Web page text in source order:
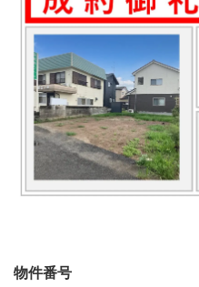
物件番号